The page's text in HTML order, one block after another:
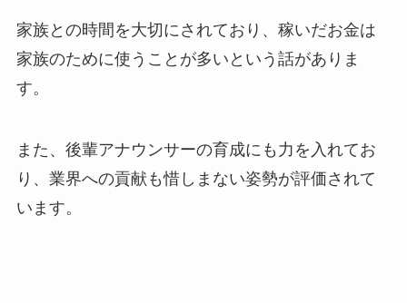
家族との時間を大切にされており、稼いだお金は
家族のために使うことが多いという話がありま
す。
また、後輩アナウンサーの育成にも力を入れてお
り、業界への貢献も惜しまない姿勢が評価されて
います。